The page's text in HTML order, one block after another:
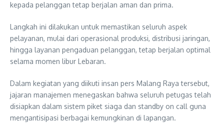
kepada pelanggan tetap berjalan aman dan prima.
Langkah ini dilakukan untuk memastikan seluruh aspek
pelayanan, mulai dari operasional produksi, distribusi jaringan,
hingga layanan pengaduan pelanggan, tetap berjalan optimal
selama momen libur Lebaran.
Dalam kegiatan yang diikuti insan pers Malang Raya tersebut,
jajaran manajemen menegaskan bahwa seluruh petugas telah
disiapkan dalam sistem piket siaga dan standby on call guna
mengantisipasi berbagai kemungkinan di lapangan.